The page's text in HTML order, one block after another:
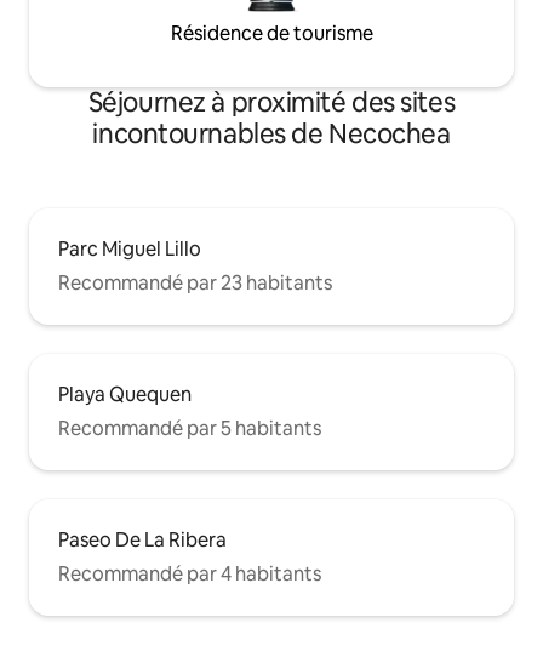
Résidence de tourisme
Séjournez à proximité des sites
incontournables de Necochea
Parc Miguel Lillo
Recommandé par 23 habitants
Playa Quequen
Recommandé par 5 habitants
Paseo De La Ribera
Recommandé par 4 habitants